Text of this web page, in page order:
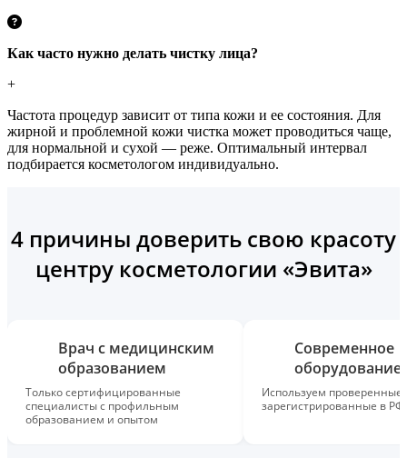
Как часто нужно делать чистку лица?
+
Частота процедур зависит от типа кожи и ее состояния. Для
жирной и проблемной кожи чистка может проводиться чаще,
для нормальной и сухой — реже. Оптимальный интервал
подбирается косметологом индивидуально.
4 причины доверить свою красоту
центру косметологии «Эвита»
Врач с медицинским
образованием
Только сертифицированные
специалисты с профильным
образованием и опытом
Современное
оборудование
Используем проверенные,
зарегистрированные в